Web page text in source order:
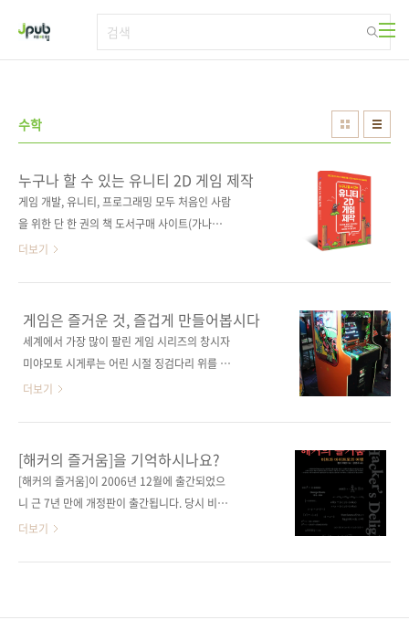
수학
누구나 할 수 있는 유니티 2D 게임 제작
게임 개발, 유니티, 프로그래밍 모두 처음인 사람
을 위한 단 한 권의 책 도서구매 사이트(가나다
순) [교보문고] [도서11번가] [알라딘] [예스이십
/ 예스이십사 출판사 제이펍 저작권사 翔泳社
원서명 たのしい2Dゲームの作り方 Unityで
はじめるゲーム開発入門 (9784798164113)
부제 유니티를 몰라도 따라 하면서 즐겁게 익히
는 레트로풍 2D 게임 제작 지은이 STUDIO
출판일 2022. 10. 04 페이지 432쪽 판 형 46배
판변형(188*245*20.3) 제 본 무선(soft
cover) 정..
더보기
게임은 즐거운 것, 즐겁게 만들어봅시다
세계에서 가장 많이 팔린 게임 시리즈의 창시자
미야모토 시게루는 어린 시절 징검다리 위를 뛰
놀 때 느꼈던 즐거움에 착안해 ‘점프’를 시리즈의
게임의 성공으로 이어졌는지도 모르겠습니다.
아케이드 버전. 영롱하군요... (rastapunk8, CC
BY-SA 2.0) 분명한 건, 즐거움이 게임의 한 핵심
은 게임에 대해, 플레이하는 사람이 즐거움을 느
낄 수 있을까요? 유니티 같은 게임 엔진이 등장
더보기
[해커의 즐거움]을 기억하시나요?
[해커의 즐거움]이 2006년 12월에 출간되었으
니 근 7년 만에 개정판이 출간됩니다. 당시 비트
연산을 이해하고 싶은 분들에게 큰 반향을 일으
더보기